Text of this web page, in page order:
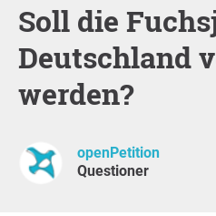
Soll die Fuchsjagd in
Deutschland
werden?
openPetition
Questioner